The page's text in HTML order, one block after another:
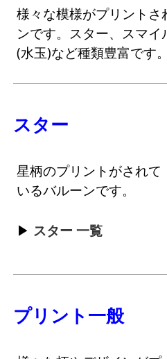
様々な模様がプリント
ンです。スター、スマイ
(水玉)など種類豊富です。
スター
星柄のプリントがされて
いるバルーンです。
スター 一覧
プリント一般